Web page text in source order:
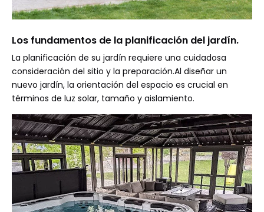
Los fundamentos de la planificación del jardín.
La planificación de su jardín requiere una cuidadosa
consideración del sitio y la preparación.Al diseñar un
nuevo jardín, la orientación del espacio es crucial en
términos de luz solar, tamaño y aislamiento.